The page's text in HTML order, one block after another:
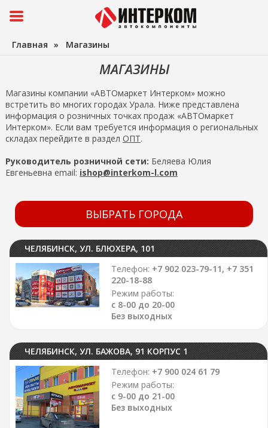
Главная » Магазины
МАГАЗИНЫ
Магазины компании «АВТОмаркет Интерком» можно
встретить во многих городах Урала. Ниже представлена
информация о розничных точках продаж «АВТОмаркет
Интерком». Если вам требуется информация о региональных
складах перейдите в раздел ОПТ.
Руководитель розничной сети: Беляева Юлия
Евгеньевна email: ishop@interkom-l.com
ВЫБРАТЬ ГОРОДА
ЧЕЛЯБИНСК, УЛ. БЛЮХЕРА, 101
Телефон: +7 902 023-79-11, +7 351
220-18-88
Режим работы:
с 8-00 до 20-00
Без выходных
ЧЕЛЯБИНСК, УЛ. БАЖОВА, 91 КОРПУС 1
Телефон: +7 900 024 61 79
Режим работы:
с 9-00 до 21-00
Без выходных